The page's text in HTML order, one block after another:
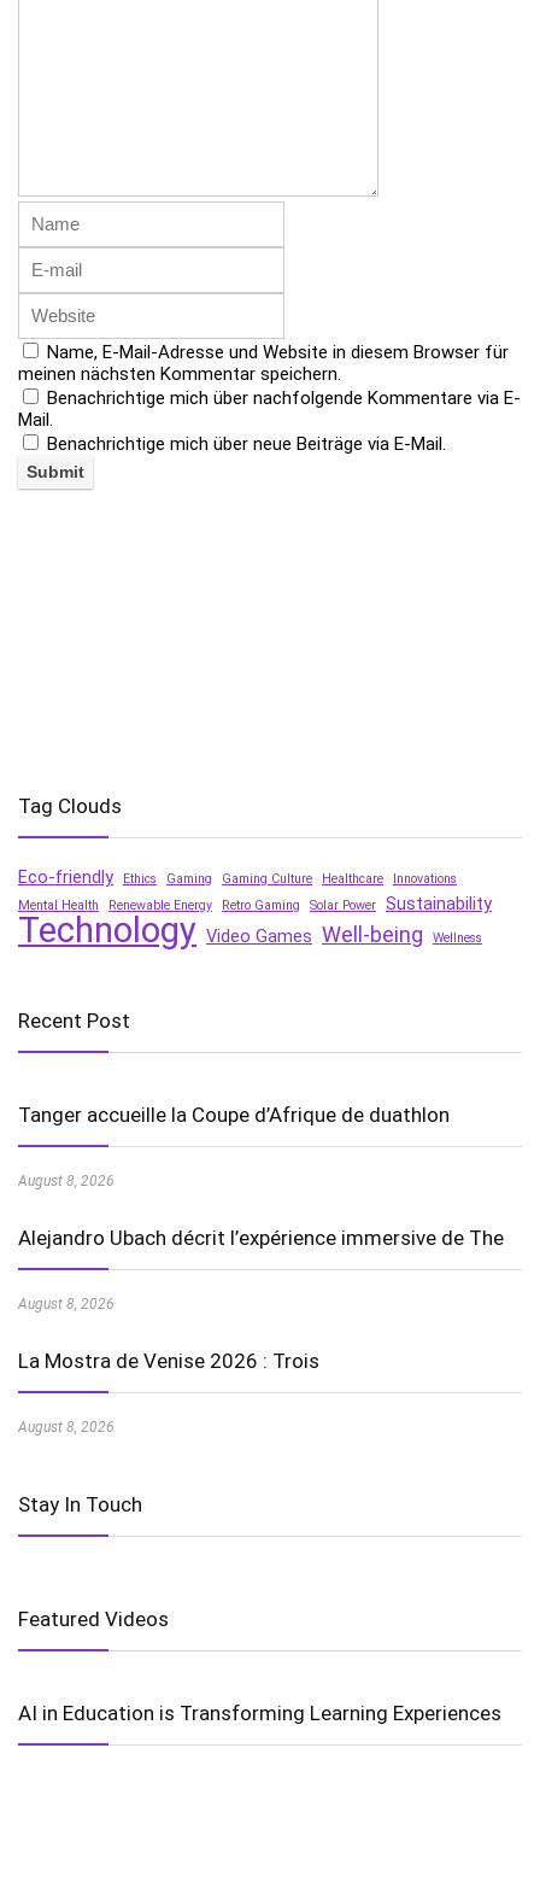
Name, E-Mail-Adresse und Website in diesem Browser für
meinen nächsten Kommentar speichern.
Benachrichtige mich über nachfolgende Kommentare via E-
Mail.
Benachrichtige mich über neue Beiträge via E-Mail.
Tag Clouds
Eco-friendly Ethics Gaming Gaming Culture Healthcare
Innovations
Mental Health
Renewable Energy Retro Gaming Solar Power Sustainability
Technology Video Games Well-being Wellness
Recent Post
Tanger accueille la Coupe d’Afrique de duathlon
August 8, 2026
Alejandro Ubach décrit l’expérience immersive de The
August 8, 2026
La Mostra de Venise 2026 : Trois
August 8, 2026
Stay In Touch
Featured Videos
AI in Education is Transforming Learning Experiences